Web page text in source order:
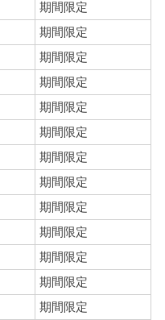
期間限定
期間限定
期間限定
期間限定
期間限定
期間限定
期間限定
期間限定
期間限定
期間限定
期間限定
期間限定
期間限定